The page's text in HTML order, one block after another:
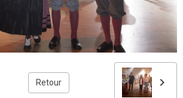
Retour